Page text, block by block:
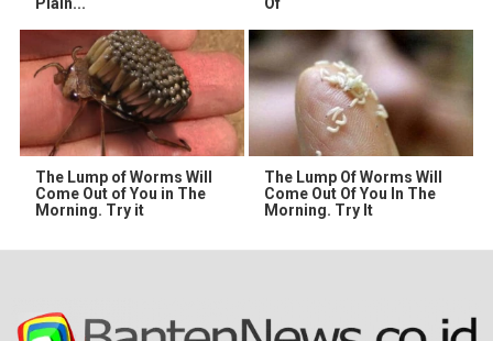
Plain... Of
The Lump of Worms Will
Come Out of You in The
Morning. Try it
The Lump Of Worms Will
Come Out Of You In The
Morning. Try It